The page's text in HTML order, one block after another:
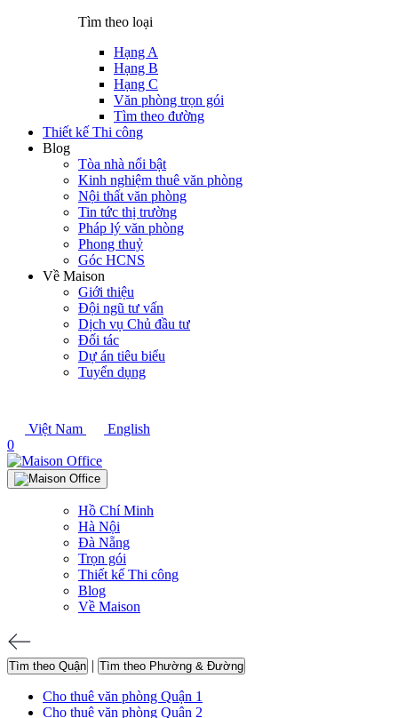
Tìm theo loại
Hạng A
Hạng B
Hạng C
Văn phòng trọn gói
Tìm theo đường
Thiết kế Thi công
Blog
Tòa nhà nổi bật
Kinh nghiệm thuê văn phòng
Nội thất văn phòng
Tin tức thị trường
Pháp lý văn phòng
Phong thuỷ
Góc HCNS
Về Maison
Giới thiệu
Đội ngũ tư vấn
Dịch vụ Chủ đầu tư
Đối tác
Dự án tiêu biểu
Tuyển dụng
Việt Nam
English
0
Hồ Chí Minh
Hà Nội
Đà Nẵng
Trọn gói
Thiết kế Thi công
Blog
Về Maison
Tìm theo Quận | Tìm theo Phường & Đường
Cho thuê văn phòng Quận 1
Cho thuê văn phòng Quận 2